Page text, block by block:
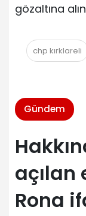
gözaltına
chp kırklareli
Gündem
açılan
Rona